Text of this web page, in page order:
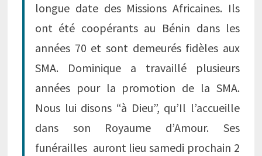
longue date des Missions Africaines. Ils
ont été coopérants au Bénin dans les
années 70 et sont demeurés fidèles aux
SMA. Dominique a travaillé plusieurs
années pour la promotion de la SMA.
Nous lui disons “à Dieu”, qu’Il l’accueille
dans son Royaume d’Amour. Ses
funérailles auront lieu samedi prochain 2